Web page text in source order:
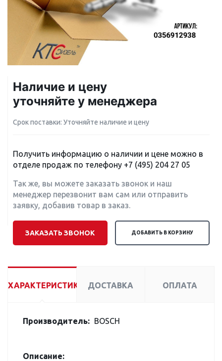
Наличие и цену
уточняйте у менеджера
Срок поставки: Уточняйте наличие и цену
Получить информацию о наличии и цене можно в
отделе продаж по телефону +7 (495) 204 27 05
Так же, вы можете заказать звонок и наш
менеджер перезвонит вам сам или отправить
заявку, добавив товар в заказ.
ЗАКАЗАТЬ ЗВОНОК ДОБАВИТЬ В КОРЗИНУ
ХАРАКТЕРИСТИКИ ДОСТАВКА ОПЛАТА
Производитель: BOSCH
Описание: